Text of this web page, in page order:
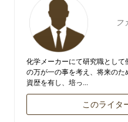
フ
化学メーカーにて研究職とし
の万が一の事を考え、将来の
資歴を有し、培っ...
このライタ